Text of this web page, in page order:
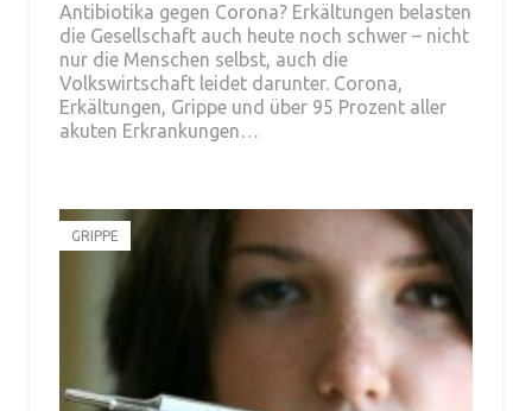
Antibiotika gegen Corona? Erkältungen belasten
die Gesellschaft auch heute noch schwer – nicht
nur die Menschen selbst, auch die
Volkswirtschaft leidet darunter. Corona,
Erkältungen, Grippe und über 95 Prozent aller
akuten Erkrankungen…
GRIPPE